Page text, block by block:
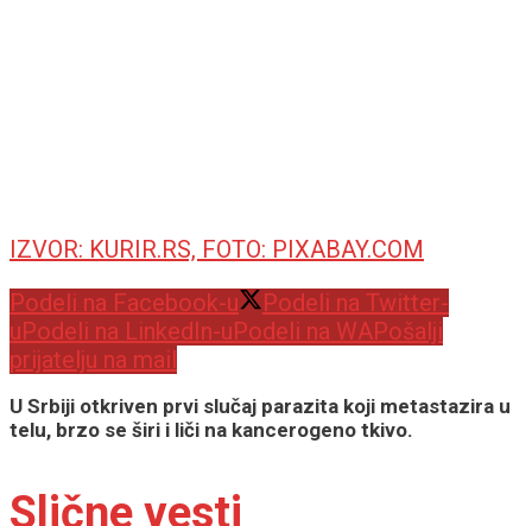
IZVOR: KURIR.RS, FOTO: PIXABAY.COM
Podeli na Facebook-u
Podeli na Twitter-
uPodeli na LinkedIn-uPodeli na WAPošalji
prijatelju na mail
U Srbiji otkriven prvi slučaj parazita koji metastazira u
telu, brzo se širi i liči na kancerogeno tkivo.
Slične vesti